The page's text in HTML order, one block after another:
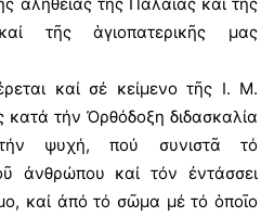
τῆς ἁγιοπατερικῆς μας
καί σέ κείμενο τῆς Ι. Μ.
κατά τήν Ὀρθόδοξη διδασκαλία
τήν ψυχή, πού συνιστᾶ τό
ἀνθρώπου καί τόν ἐντάσσει
καί ἀπό τό σῶμα μέ τό ὁποῖο